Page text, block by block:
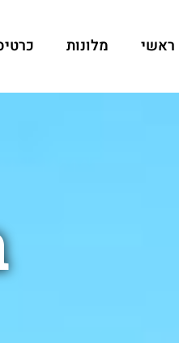
ראשי מלונות